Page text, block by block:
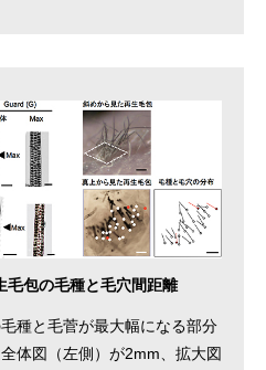
包の毛種と毛穴間距離
種と毛菅が最大幅になる部分
体図（左側）が2mm、拡大図